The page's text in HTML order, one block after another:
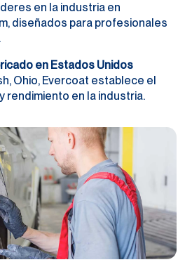
en la industria en
diseñados para profesionales
en Estados Unidos
Ohio, Evercoat establece el
rendimiento en la industria.